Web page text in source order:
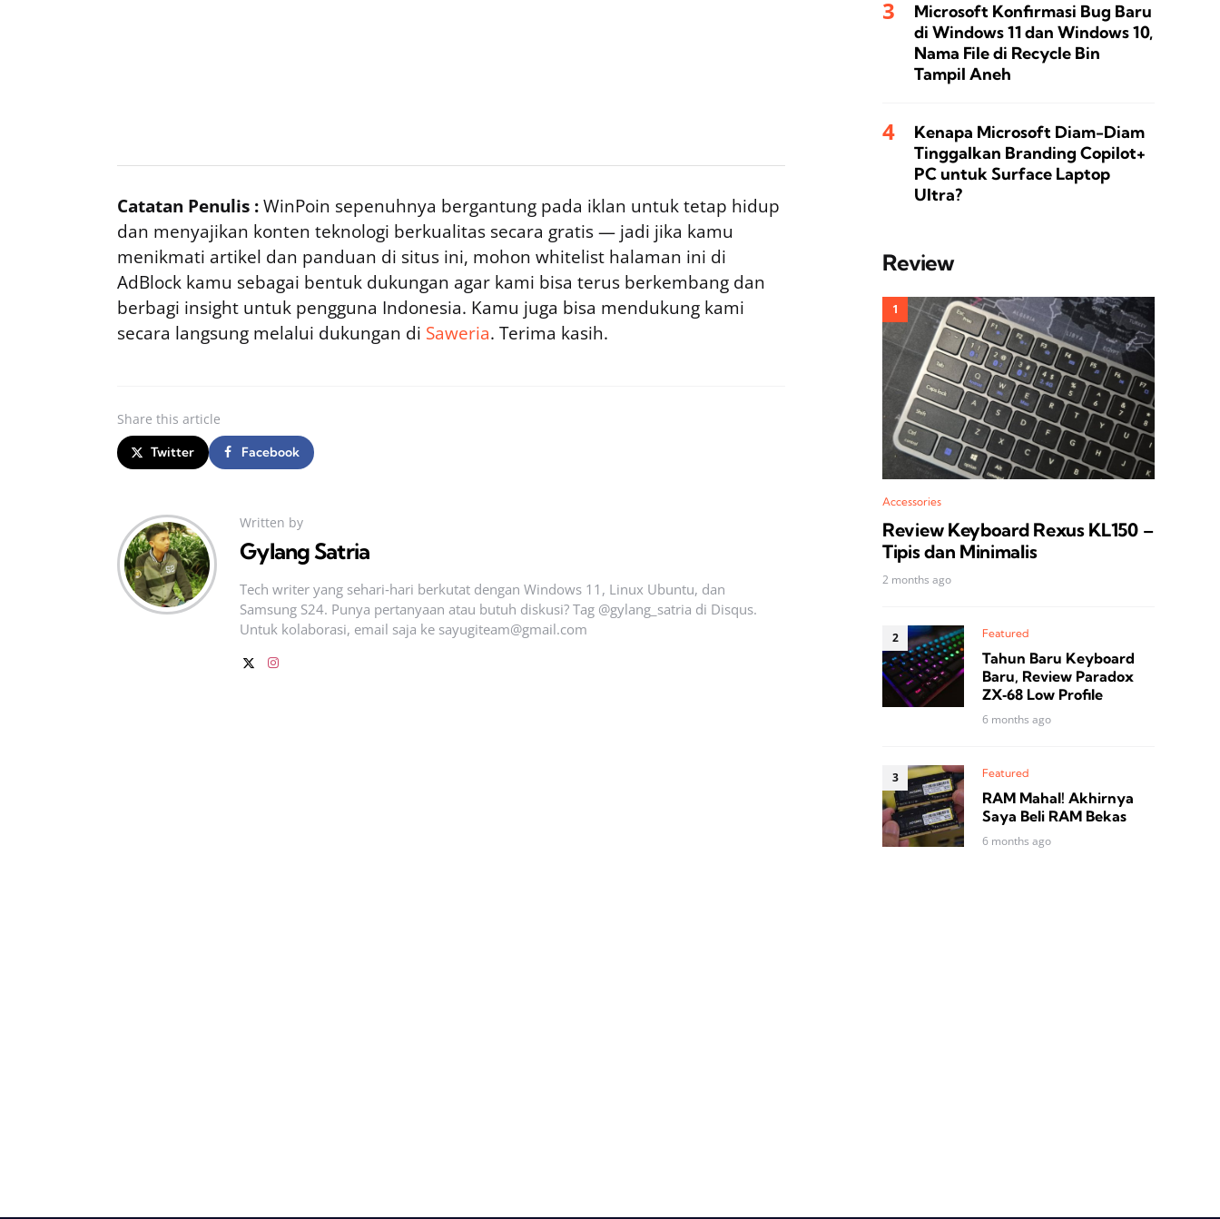
Catatan Penulis :WinPoin sepenuhnya bergantung pada iklan untuk tetap hidup
dan menyajikan konten teknologi berkualitas secara gratis — jadi jika kamu
menikmati artikel dan panduan di situs ini, mohon whitelist halaman ini di
AdBlock kamu sebagai bentuk dukungan agar kami bisa terus berkembang dan
berbagi insight untuk pengguna Indonesia. Kamu juga bisa mendukung kami
secara langsung melalui dukungan di Saweria. Terima kasih.
Share this article
Twitter Facebook
Written by
Gylang Satria
Tech writer yang sehari‑hari berkutat dengan Windows 11, Linux Ubuntu, dan
Samsung S24. Punya pertanyaan atau butuh diskusi? Tag @gylang_satria di Disqus.
Untuk kolaborasi, email saja ke sayugiteam@gmail.com
Microsoft Konfirmasi Bug Baru
di Windows 11 dan Windows 10,
Nama File di Recycle Bin
Tampil Aneh
Kenapa Microsoft Diam-Diam
Tinggalkan Branding Copilot+
PC untuk Surface Laptop
Ultra?
Review
Accessories
Review Keyboard Rexus KL150 –
Tipis dan Minimalis
2 months ago
Featured
Tahun Baru Keyboard
Baru, Review Paradox
ZX‑68 Low Profile
6 months ago
Featured
RAM Mahal! Akhirnya
Saya Beli RAM Bekas
6 months ago